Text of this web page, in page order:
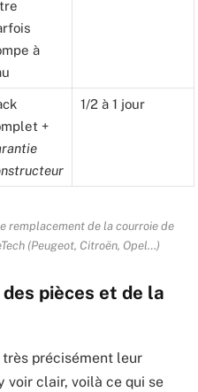
à
+
1/2 à 1 jour
remplacement de la courroie de
(Peugeot, Citroën, Opel…)
pièces et de la
précisément leur
voir clair, voilà ce qui se